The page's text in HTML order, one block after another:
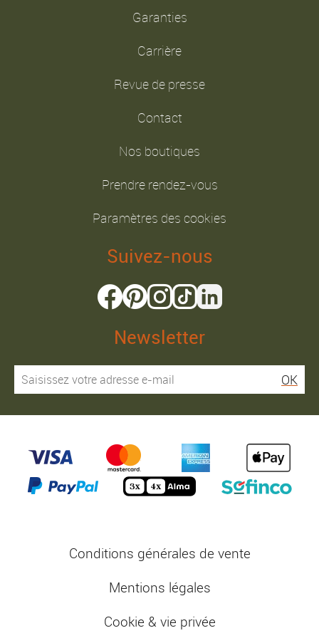
Garanties
Carrière
Revue de presse
Contact
Nos boutiques
Prendre rendez-vous
Paramètres des cookies
Suivez-nous
Newsletter
OK
Conditions générales de vente
Mentions légales
Cookie & vie privée